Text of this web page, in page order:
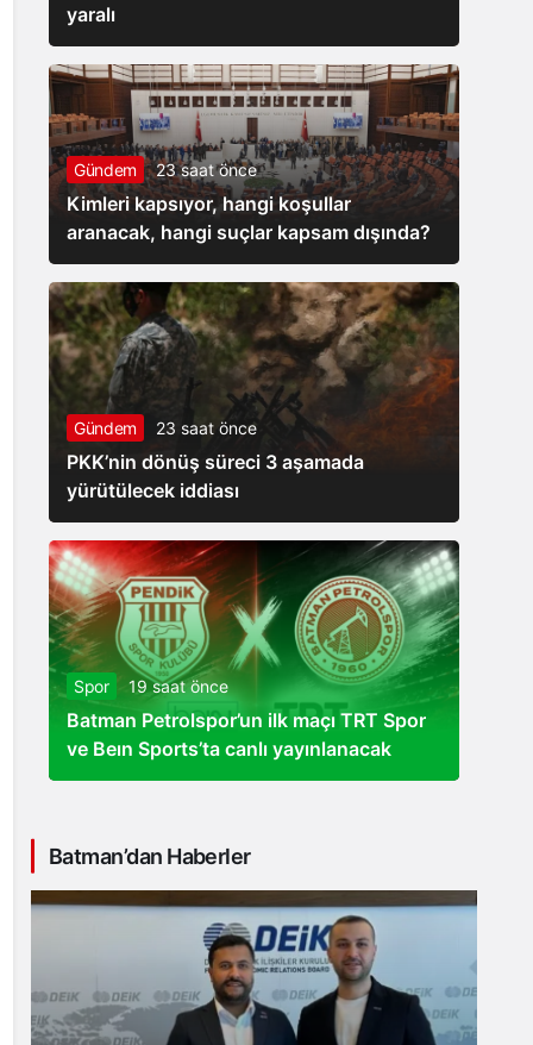
yaralı
Gündem 23 saat önce
Kimleri kapsıyor, hangi koşullar
aranacak, hangi suçlar kapsam dışında?
Gündem 23 saat önce
PKK’nin dönüş süreci 3 aşamada
yürütülecek iddiası
Spor 19 saat önce
Batman Petrolspor’un ilk maçı TRT Spor
ve Beın Sports’ta canlı yayınlanacak
Batman’dan Haberler